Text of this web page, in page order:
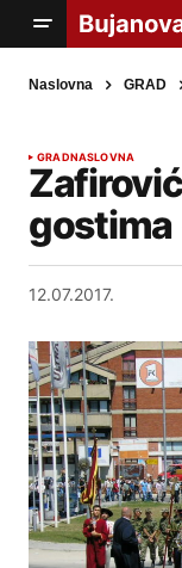
Naslovna GRAD
GRADNASLOVNA
gostima
12.07.2017.